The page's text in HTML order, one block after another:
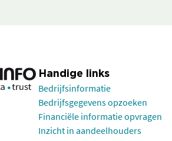
Handige links
Bedrijfsinformatie
Bedrijfsgegevens opzoeken
Financiële informatie opvragen
Inzicht in aandeelhouders